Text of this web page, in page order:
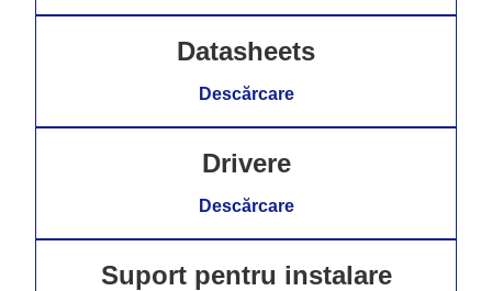
Datasheets
Descărcare
Drivere
Descărcare
Suport pentru instalare